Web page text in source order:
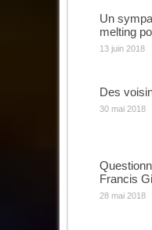
Un
melting
13 juin 2018
Des
30 mai 2018
Francis
28 mai 2018